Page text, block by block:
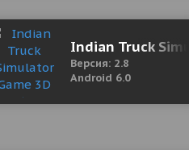
Hungry/High Health/
Indian Truck
Версия: 2.8
Android 6.0